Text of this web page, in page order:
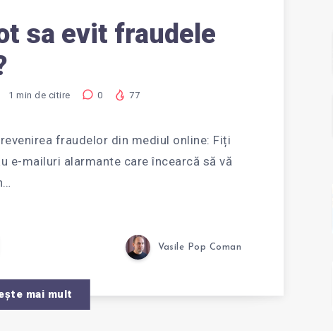
sa evit fraudele
1 min de citire 0 77
fraudelor din mediul online: Fiți
e-mailuri alarmante care încearcă să vă
Vasile Pop Coman
mai mult